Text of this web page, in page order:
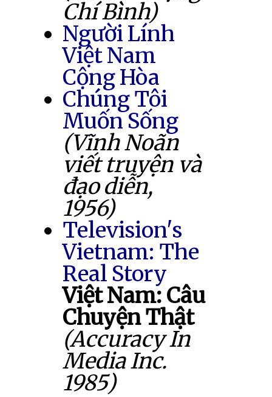
Chí Bình)
Người Lính
Việt Nam
Cộng Hòa
Chúng Tôi
Muốn Sống
(Vĩnh Noãn
viết truyện và
đạo diễn,
1956)
Television's
Vietnam: The
Real Story
Việt Nam: Câu
Chuyện Thật
(Accuracy In
Media Inc.
1985)